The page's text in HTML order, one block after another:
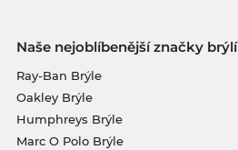
Naše nejoblíbenější značky brýlí
Ray-Ban Brýle
Oakley Brýle
Humphreys Brýle
Marc O Polo Brýle